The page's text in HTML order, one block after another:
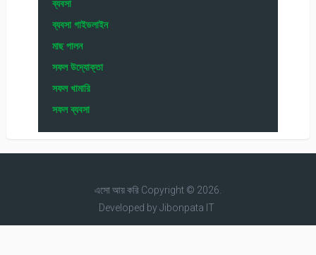
ব্যবসা
ব্যবসা গাইডলাইন
মাছ পালন
সফল উদ্যোক্তা
সফল খামারি
সফল ব্যবসা
এসো আয় করিCopyright © 2026.
Developed byJibonpata IT